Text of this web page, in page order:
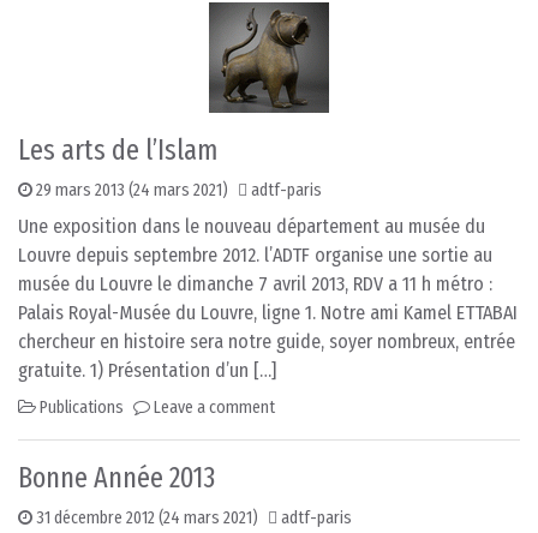
Les arts de l’Islam
29 mars 2013 (24 mars 2021) adtf-paris
Une exposition dans le nouveau département au musée du
Louvre depuis septembre 2012. l’ADTF organise une sortie au
musée du Louvre le dimanche 7 avril 2013, RDV a 11 h métro :
Palais Royal-Musée du Louvre, ligne 1. Notre ami Kamel ETTABAI
chercheur en histoire sera notre guide, soyer nombreux, entrée
gratuite. 1) Présentation d’un […]
Publications Leave a comment
Bonne Année 2013
31 décembre 2012(24 mars 2021) adtf-paris